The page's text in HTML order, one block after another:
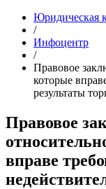
Юридическая
/
Инфоцентр
/
Правовое
которые
результаты
Правовое
вправе